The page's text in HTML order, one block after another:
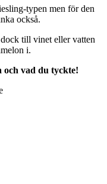
typen men för den
också.
till vinet eller vatten
i.
och vad du tyckte!